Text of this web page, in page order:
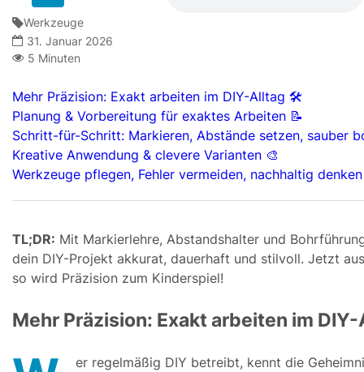
Werkzeuge
31. Januar 2026
5 Minuten
Mehr Präzision: Exakt arbeiten im DIY-Alltag 🛠️
Planung & Vorbereitung für exaktes Arbeiten 📝
Schritt-für-Schritt: Markieren, Abstände setzen, sauber
Kreative Anwendung & clevere Varianten 🎨
Werkzeuge pflegen, Fehler vermeiden, nachhaltig
TL;DR: Mit Markierlehre, Abstandshalter und
dein DIY-Projekt akkurat, dauerhaft und stilvoll. Jetzt
so wird Präzision zum Kinderspiel!
Mehr Präzision: Exakt arbeiten im
er regelmäßig DIY betreibt, kennt die